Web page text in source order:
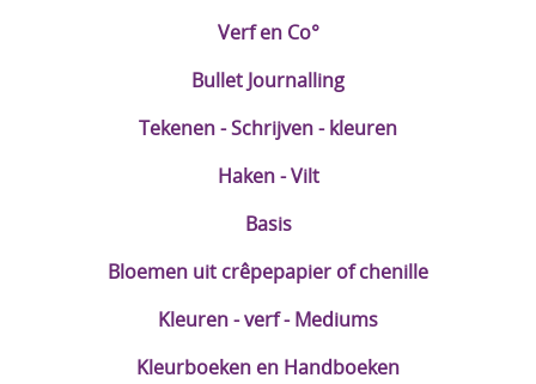
Verf en Co°
Bullet Journalling
Tekenen - Schrijven - kleuren
Haken - Vilt
Basis
Bloemen uit crêpepapier of chenille
Kleuren - verf - Mediums
Kleurboeken en Handboeken